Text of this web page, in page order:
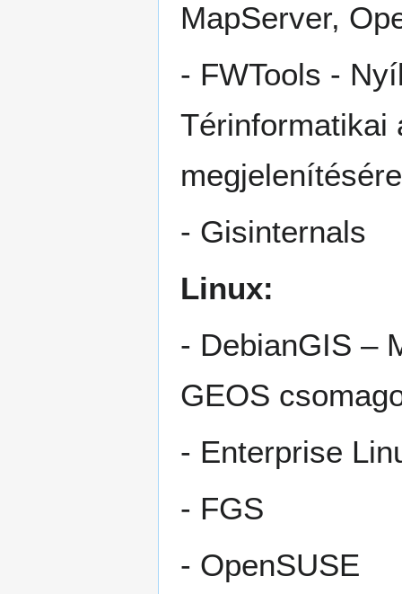
MapServer,
- FWTools -
Térinformatikai
- Gisinternals
Linux:
- DebianGIS –
GEOS
- Enterprise
- FGS
- OpenSUSE